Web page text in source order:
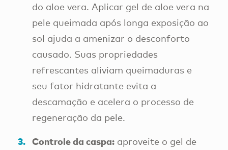
do aloe vera. Aplicar gel de aloe vera na
pele queimada após longa exposição ao
sol ajuda a amenizar o desconforto
causado. Suas propriedades
refrescantes aliviam queimaduras e
seu fator hidratante evita a
descamação e acelera o processo de
regeneração da pele.
Controle da caspa: aproveite o gel de